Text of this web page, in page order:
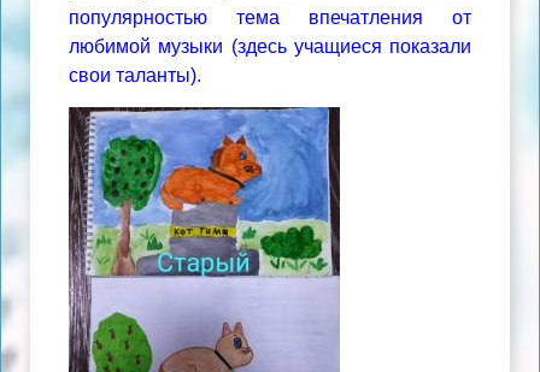
популярностью тема впечатления от
любимой музыки (здесь учащиеся показали
свои таланты).